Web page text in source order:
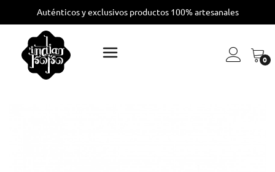
Auténticos y exclusivos productos 100% artesanales
0